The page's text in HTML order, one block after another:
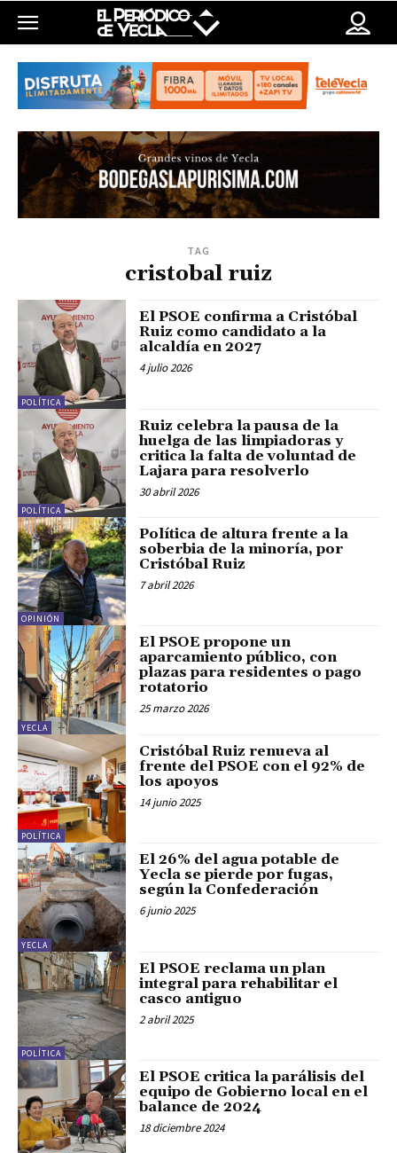
TAG
cristobal ruiz
POLÍTICA
El PSOE confirma a Cristóbal
Ruiz como candidato a la
alcaldía en 2027
4 julio 2026
POLÍTICA
Ruiz celebra la pausa de la
huelga de las limpiadoras y
critica la falta de voluntad de
Lajara para resolverlo
30 abril 2026
OPINIÓN
Política de altura frente a la
soberbia de la minoría, por
Cristóbal Ruiz
7 abril 2026
YECLA
El PSOE propone un
aparcamiento público, con
plazas para residentes o pago
rotatorio
25 marzo 2026
POLÍTICA
Cristóbal Ruiz renueva al
frente del PSOE con el 92% de
los apoyos
14 junio 2025
YECLA
El 26% del agua potable de
Yecla se pierde por fugas,
según la Confederación
6 junio 2025
POLÍTICA
El PSOE reclama un plan
integral para rehabilitar el
casco antiguo
2 abril 2025
El PSOE critica la parálisis del
equipo de Gobierno local en el
balance de 2024
18 diciembre 2024